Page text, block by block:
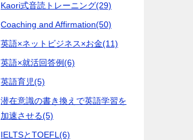
Kaori式音読トレーニング(29)
Coaching and Affirmation(50)
英語×ネットビジネス×お金(11)
英語×就活回答例(6)
英語育児(5)
潜在意識の書き換えで英語学習を
加速させる(5)
IELTSとTOEFL (6)